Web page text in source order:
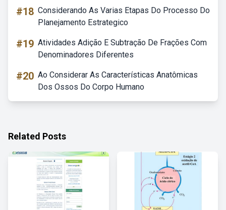
#18 Considerando As Varias Etapas Do Processo Do
Planejamento Estrategico
#19 Atividades Adição E Subtração De Frações Com
Denominadores Diferentes
#20 Ao Considerar As Características Anatômicas
Dos Ossos Do Corpo Humano
Related Posts